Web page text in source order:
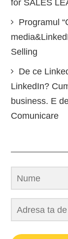
for SALES
Programul
Selling
De ce
LinkedIn?
business. E
Comunicare